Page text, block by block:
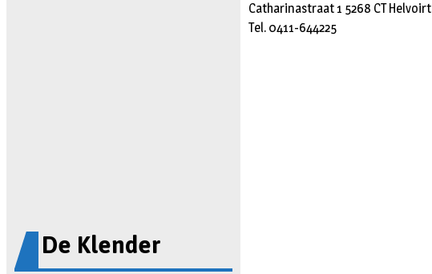
De Klender
Catharinastraat 1 5268 CT Helvoirt
Tel. 0411-644225